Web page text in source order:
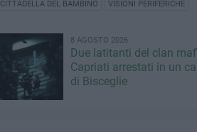
CITTADELLA DEL BAMBINO VISIONI PERIFERICHE
8 AGOSTO 2026
Due latitanti del clan
Capriati arrestati in un
di Bisceglie